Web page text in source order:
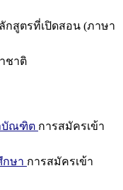
กสูตรที่เปิดสอน (ภาษา
ชาติ
บัณฑิต การสมัครเข้า
กษา การสมัครเข้า